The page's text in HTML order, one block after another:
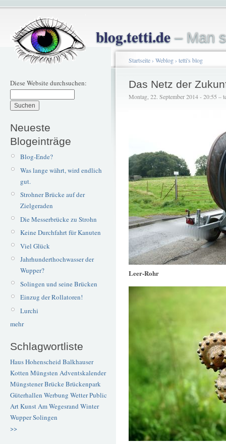
blog.tetti.de– Man
Diese Website durchsuchen:
Neueste
Blogeinträge
Blog-Ende?
Was lange währt, wird endlich
gut.
Strohner Brücke auf der
Zielgeraden
Die Messerbrücke zu Strohn
Keine Durchfahrt für Kanuten
Viel Glück
Jahrhunderthochwasser der
Wupper?
Solingen und seine Brücken
Einzug der Rollatoren!
Lurchi
mehr
Schlagwortliste
Haus Hohenscheid Balkhauser
Kotten Müngsten Adventskalender
Müngstener BrückeBrückenpark
Güterhallen Werbung WetterPublic
ArtKunstAm Wegesrand Winter
WupperSolingen
>>
Startseite› Weblog› tetti's blog
Das Netz der
Montag, 22. September 2014 - 20:55 –
Leer-Rohr